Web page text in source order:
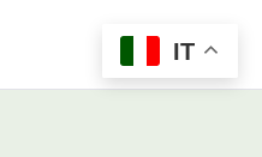
IT